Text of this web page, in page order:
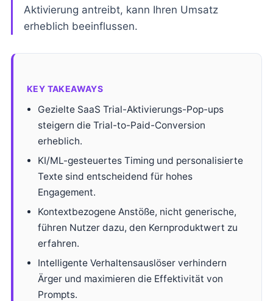
Aktivierung antreibt, kann Ihren Umsatz
erheblich beeinflussen.
KEY TAKEAWAYS
Gezielte SaaS Trial-Aktivierungs-Pop-ups
steigern die Trial-to-Paid-Conversion
erheblich.
KI/ML-gesteuertes Timing und personalisierte
Texte sind entscheidend für hohes
Engagement.
Kontextbezogene Anstöße, nicht generische,
führen Nutzer dazu, den Kernproduktwert zu
erfahren.
Intelligente Verhaltensauslöser verhindern
Ärger und maximieren die Effektivität von
Prompts.